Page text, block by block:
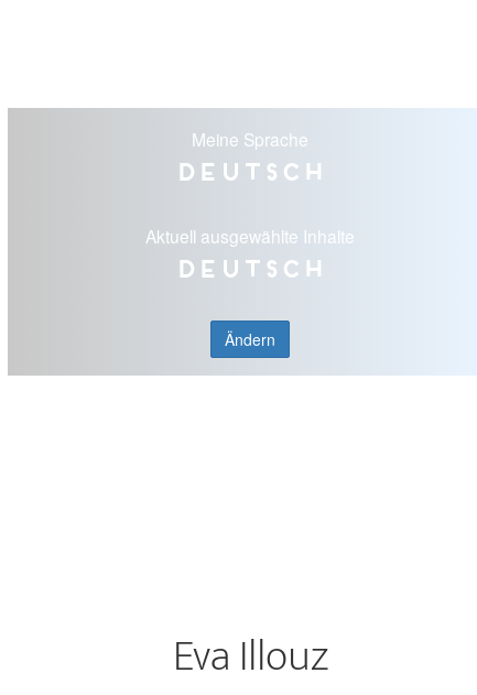
Meine Sprache
Deutsch
Aktuell ausgewählte Inhalte
Deutsch
Ändern
Eva Illouz